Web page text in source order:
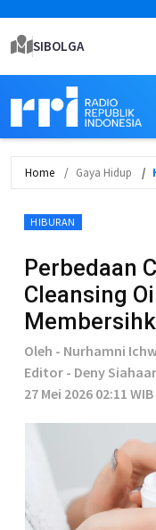
SIBOLGA
Home Gaya Hidup
HIBURAN
Perbedaan
Cleansing
Oleh - Nurhamni
Editor - Deny
27 Mei 2026 02:11 WIB